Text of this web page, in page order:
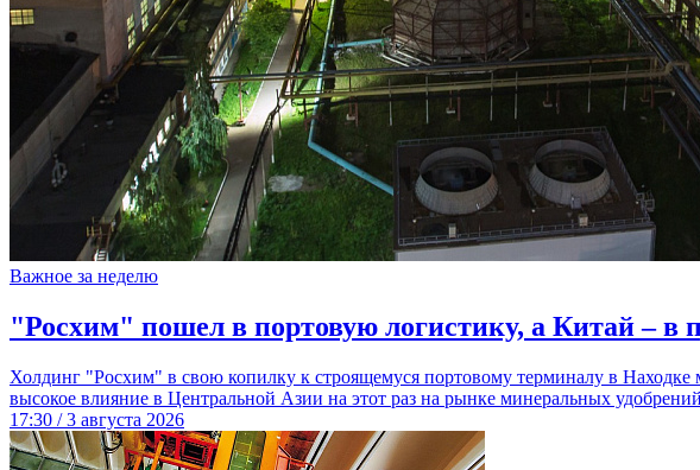
Важное за неделю
"Росхим" пошел в портовую логистику, а Китай – в
Холдинг "Росхим" в свою копилку к строящемуся портовому терминалу в Находке
высокое влияние в Центральной Азии на этот раз на рынке минеральных
17:30 / 3 августа 2026